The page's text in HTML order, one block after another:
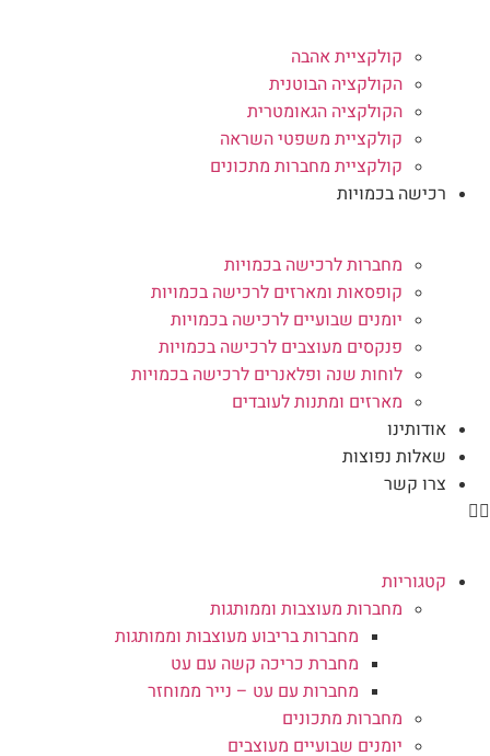
קולקציית אהבה
הקולקציה הבוטנית
הקולקציה הגאומטרית
קולקציית משפטי השראה
קולקציית מחברות מתכונים
רכישה בכמויות
מחברות לרכישה בכמויות
קופסאות ומארזים לרכישה בכמויות
יומנים שבועיים לרכישה בכמויות
פנקסים מעוצבים לרכישה בכמויות
לוחות שנה ופלאנרים לרכישה בכמויות
מארזים ומתנות לעובדים
אודותינו
שאלות נפוצות
צרו קשר
קטגוריות
מחברות מעוצבות וממותגות
מחברות בריבוע מעוצבות וממותגות
מחברת כריכה קשה עם עט
מחברות עם עט – נייר ממוחזר
מחברות מתכונים
יומנים שבועיים מעוצבים